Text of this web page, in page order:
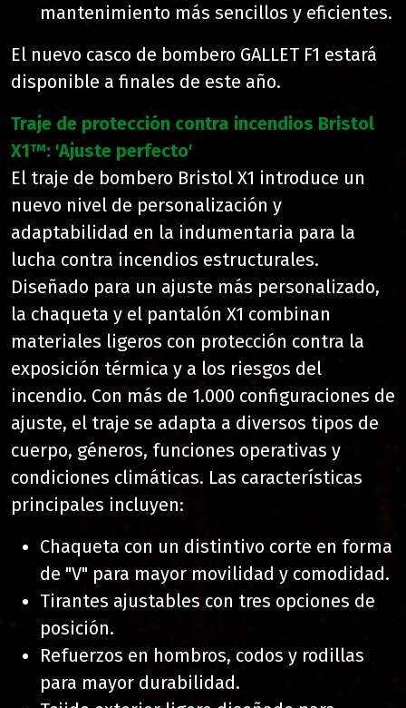
mantenimiento más sencillos y eficientes.
El nuevo casco de bombero GALLET F1 estará
disponible a finales de este año.
Traje de protección contra incendios Bristol
X1™: 'Ajuste perfecto'
El traje de bombero Bristol X1 introduce un
nuevo nivel de personalización y
adaptabilidad en la indumentaria para la
lucha contra incendios estructurales.
Diseñado para un ajuste más personalizado,
la chaqueta y el pantalón X1 combinan
materiales ligeros con protección contra la
exposición térmica y a los riesgos del
incendio. Con más de 1.000 configuraciones de
ajuste, el traje se adapta a diversos tipos de
cuerpo, géneros, funciones operativas y
condiciones climáticas. Las características
principales incluyen:
Chaqueta con un distintivo corte en forma
de "V" para mayor movilidad y comodidad.
Tirantes ajustables con tres opciones de
posición.
Refuerzos en hombros, codos y rodillas
para mayor durabilidad.